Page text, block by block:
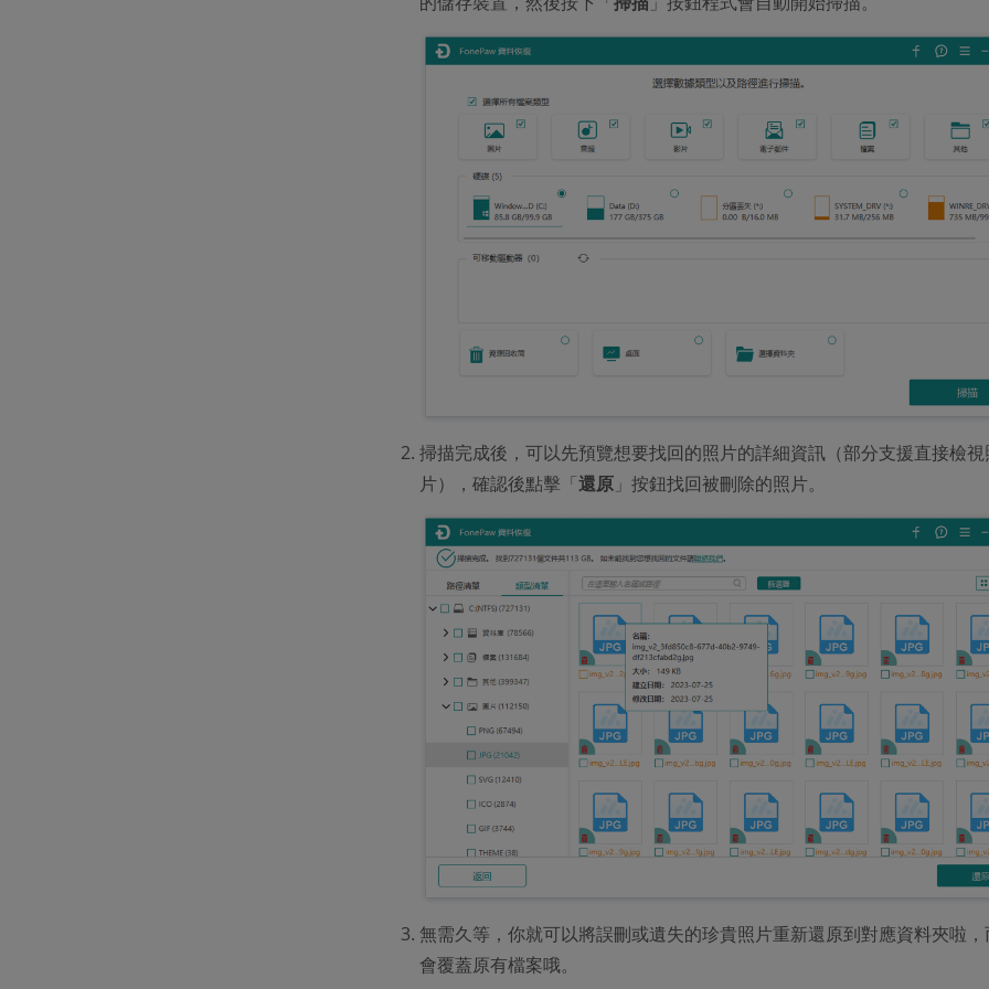
掃描完成後，可以先預覽想要找回的照片的詳細資訊（部分支援直接檢視
片），確認後點擊「還原」按鈕找回被刪除的照片。
無需久等，你就可以將誤刪或遺失的珍貴照片重新還原到對應資料夾啦
會覆蓋原有檔案哦。